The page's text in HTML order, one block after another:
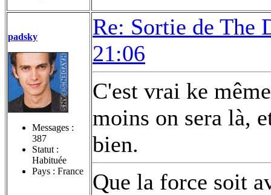
padsky
Messages :
387
Statut :
Habituée
Pays : France
Re: Sortie de The
21:06
C'est vrai ke
moins on sera là,
bien.
Que la force soit